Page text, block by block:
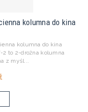
kolumna do kina
kolumna do kina
2 to 2-drożna kolumna
z myśl...